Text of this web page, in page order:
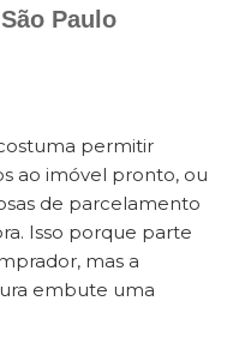
Paulo
permitir
ao imóvel pronto, ou
de parcelamento
Isso porque parte
mas a
embute uma